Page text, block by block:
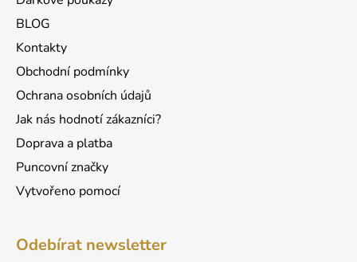
BLOG
Kontakty
Obchodní podmínky
Ochrana osobních údajů
Jak nás hodnotí zákazníci?
Doprava a platba
Puncovní značky
Vytvořeno pomocí
Odebírat newsletter